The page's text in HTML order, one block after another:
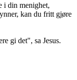
i din menighet,
kan du fritt gjøre
gi det", sa Jesus.